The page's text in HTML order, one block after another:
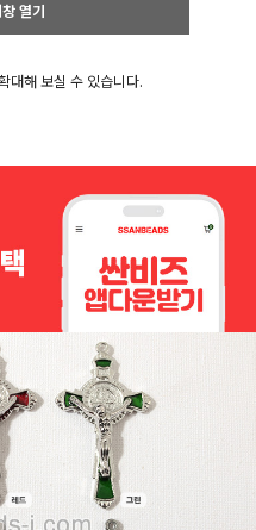
페열기
대해 보실 수 있습니다.